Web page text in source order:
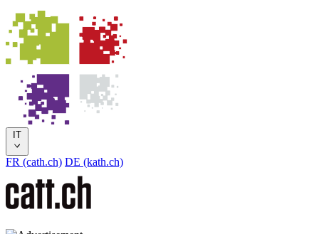
IT
FR (cath.ch) DE (kath.ch)